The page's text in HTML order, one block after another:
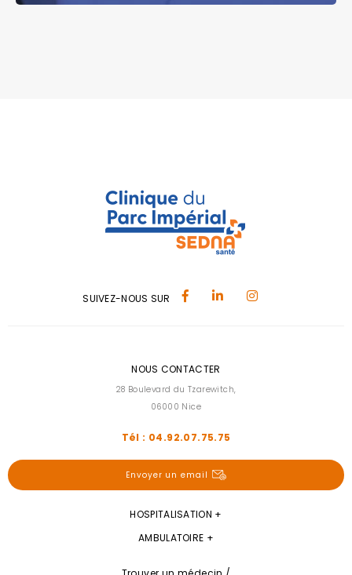
SUIVEZ-NOUS SUR
NOUS CONTACTER
28 Boulevard du Tzarewitch,
06000 Nice
Tél : 04.92.07.75.75
Envoyer un email
HOSPITALISATION
AMBULATOIRE